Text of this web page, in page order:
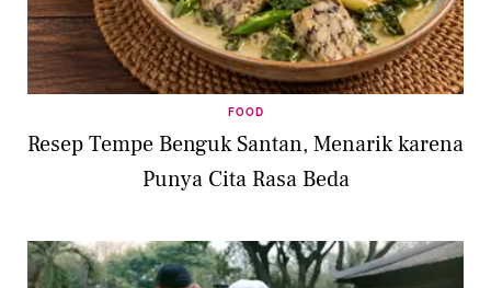
FOOD
Resep Tempe Benguk Santan, Menarik karena
Punya Cita Rasa Beda